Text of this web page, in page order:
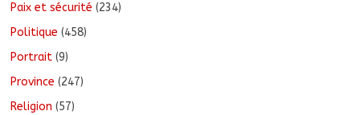
Paix et sécurité (234)
Politique (458)
Portrait (9)
Province (247)
Religion (57)